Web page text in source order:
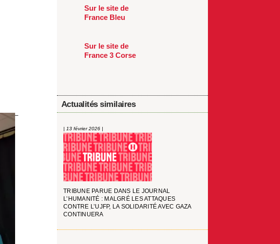
Sur le site de
France Bleu
Sur le site de
France 3 Corse
Actualités similaires
| 13 février 2026 |
TRIBUNE PARUE DANS LE JOURNAL
L’HUMANITÉ : MALGRÉ LES ATTAQUES
CONTRE L’UJFP, LA SOLIDARITÉ AVEC GAZA
CONTINUERA